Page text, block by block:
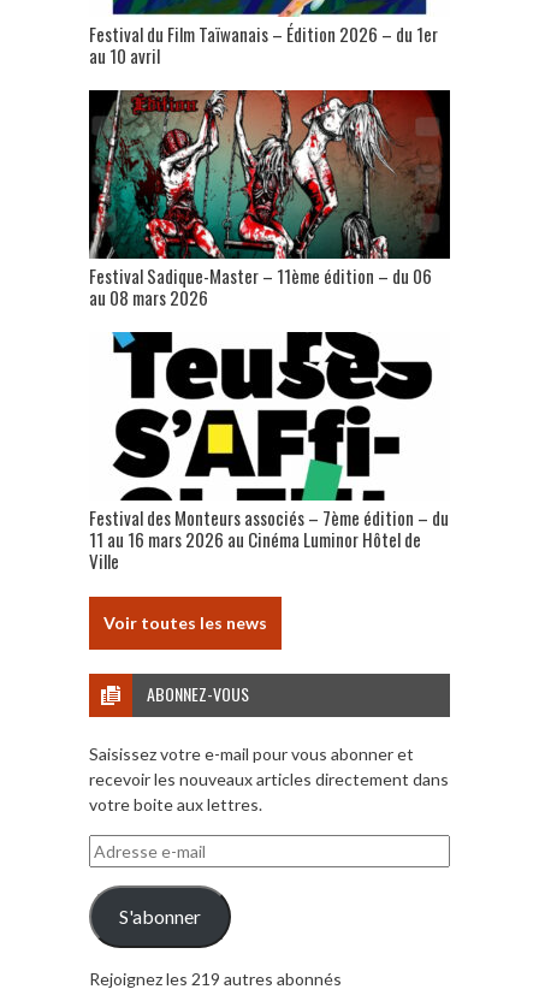
Festival du Film Taïwanais – Édition 2026 – du 1er
au 10 avril
Festival Sadique-Master – 11ème édition – du 06
au 08 mars 2026
Festival des Monteurs associés – 7ème édition – du
11 au 16 mars 2026 au Cinéma Luminor Hôtel de
Ville
Voir toutes les news
ABONNEZ-VOUS
Saisissez votre e-mail pour vous abonner et
recevoir les nouveaux articles directement dans
votre boite aux lettres.
Adresse
e-
mail
S'abonner
Rejoignez les 219 autres abonnés